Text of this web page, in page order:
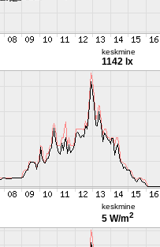
keskmine
1142 lx
keskmine
5 W/m2